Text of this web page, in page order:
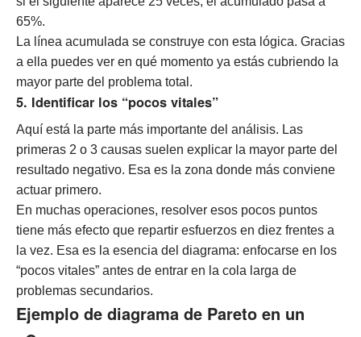
65%.
La línea acumulada se construye con esta lógica. Gracias
a ella puedes ver en qué momento ya estás cubriendo la
mayor parte del problema total.
5. Identificar los “pocos vitales”
Aquí está la parte más importante del análisis. Las
primeras 2 o 3 causas suelen explicar la mayor parte del
resultado negativo. Esa es la zona donde más conviene
actuar primero.
En muchas operaciones, resolver esos pocos puntos
tiene más efecto que repartir esfuerzos en diez frentes a
la vez. Esa es la esencia del diagrama: enfocarse en los
“pocos vitales” antes de entrar en la cola larga de
problemas secundarios.
Ejemplo de diagrama de Pareto en un